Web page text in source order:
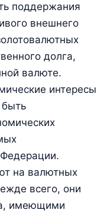
поддержания
внешнего
долга,
валюте.
интересы
на валютных
всего, они
имеющими